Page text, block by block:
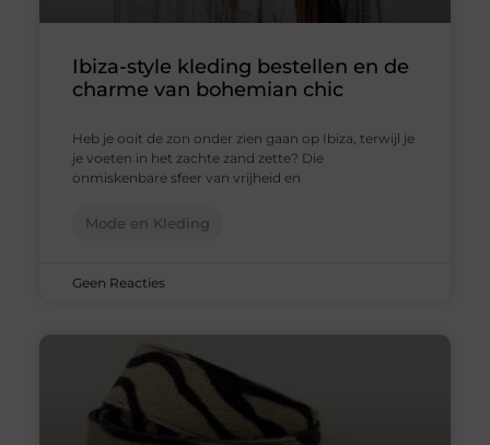
Ibiza-style kleding bestellen en de
charme van bohemian chic
Heb je ooit de zon onder zien gaan op Ibiza, terwijl je
je voeten in het zachte zand zette? Die
onmiskenbare sfeer van vrijheid en
Mode en Kleding
Geen Reacties